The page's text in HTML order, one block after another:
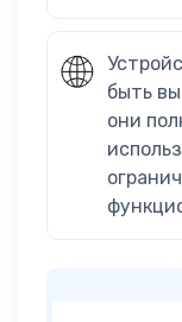
быть
они